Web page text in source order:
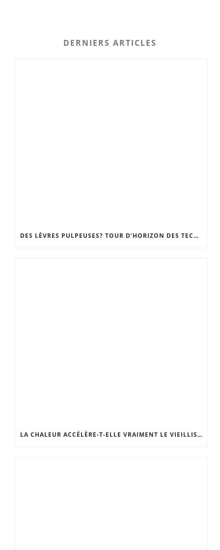
DERNIERS ARTICLES
DES LÈVRES PULPEUSES? TOUR D’HORIZON DES TECHNIQUES, DU GLOSS REPULPANT À LA CHIRURGIE
LA CHALEUR ACCÉLÈRE-T-ELLE VRAIMENT LE VIEILLISSEMENT DE LA PEAU ?